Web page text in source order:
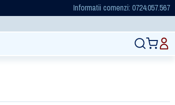
Informatii comenzi: 0724.057.567